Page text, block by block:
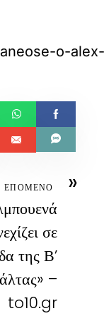
o-
»
ΕΠΟΜΕΝΟ
σε
της Β’
–
to10.gr